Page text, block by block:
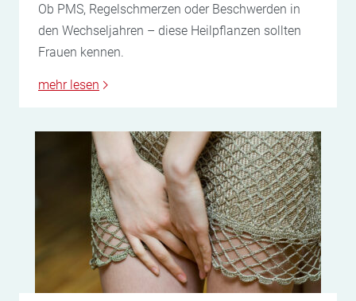
Ob PMS, Regelschmerzen oder Beschwerden in
den Wechseljahren – diese Heilpflanzen sollten
Frauen kennen.
mehr lesen